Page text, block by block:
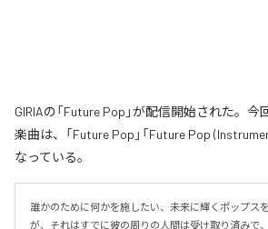
GIRIAの「Future Pop」が配信開始された。
楽曲は、「Future Pop」「Future Pop
なっている。
誰かのために何かを施したい、未来に輝くポップス
が、それはすでに彼の周りの人間は受け取り済みで